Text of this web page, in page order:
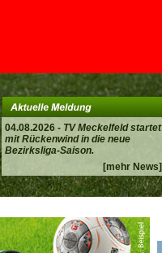
04.08.2026 - TV Meckelfeld startet
mit Rückenwind in die neue
Bezirksliga-Saison.
[mehr News]